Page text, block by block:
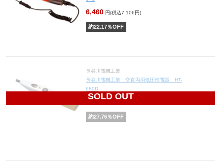
6,460 円(税込7,106円)
約22.17％OFF
SOLD OUT
長谷川電機工業
長谷川電機工業 交直両用低圧検電器 HT-
680D
3,540
約27.76％OFF